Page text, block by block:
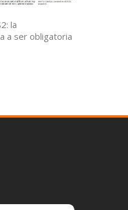
la
a ser obligatoria